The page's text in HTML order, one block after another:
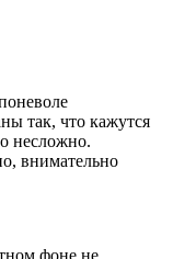
так, что кажутся
несложно.
внимательно